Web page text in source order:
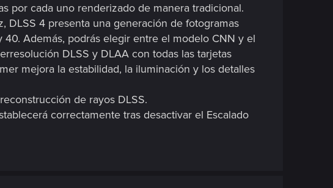
por cada uno renderizado de manera tradicional.
DLSS 4 presenta una generación de fotogramas
Además, podrás elegir entre el modelo CNN y el
DLSS y DLAA con todas las tarjetas
mejora la estabilidad, la iluminación y los detalles
de rayos DLSS.
correctamente tras desactivar el Escalado